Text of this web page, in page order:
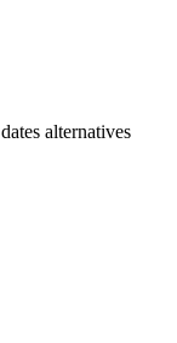
alternatives